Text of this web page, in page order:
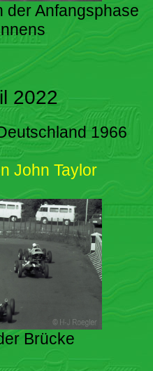
der Anfangsphase
2022
1966
John Taylor
Brücke